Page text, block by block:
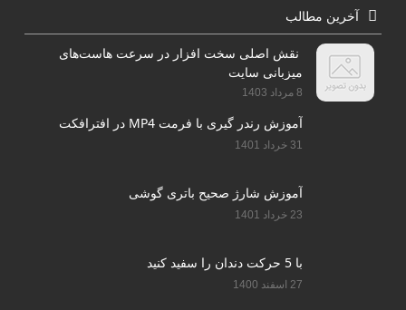
آخرین مطالب
نقش اصلی سخت افزار در سرعت هاست‌های
میزبانی سایت
8 مرداد 1403
آموزش رندر گیری با فرمت MP4 در افترافکت
31 خرداد 1401
آموزش شارژ صحیح باتری گوشی
23 خرداد 1401
با 5 حرکت دندان را سفید کنید
27 اسفند 1400